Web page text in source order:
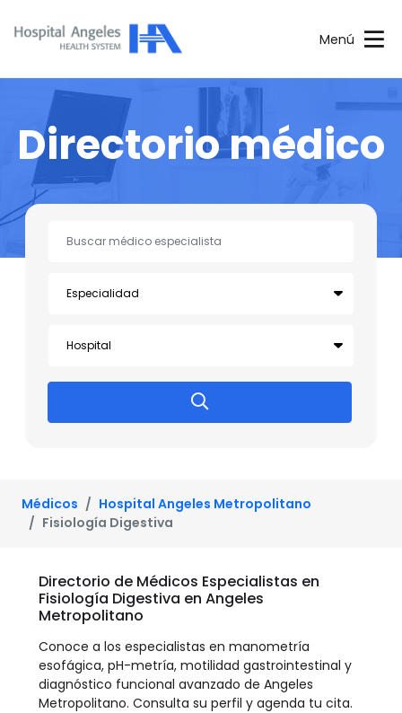
Menú
Directorio médico
Médicos
Hospital Angeles Metropolitano
Fisiología Digestiva
Directorio de Médicos Especialistas en
Fisiología Digestiva en Angeles
Metropolitano
Conoce a los especialistas en manometría
esofágica, pH-metría, motilidad gastrointestinal y
diagnóstico funcional avanzado de Angeles
Metropolitano. Consulta su perfil y agenda tu cita.